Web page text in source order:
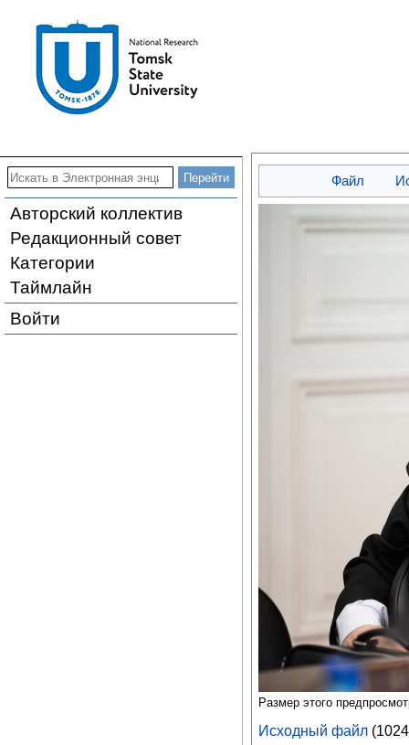
Авторский коллектив
Редакционный совет
Категории
Таймлайн
Войти
Файл
Размер этого
Исходный файл‎